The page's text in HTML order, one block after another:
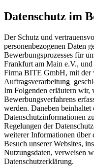
Datenschutz im
Der Schutz und
personenbezogenen Daten
Bewerbungsprozesses für
Frankfurt am Main e.V.,
Firma BITE GmbH, mit der
Auftragsverarbeitung
Im Folgenden erläutern wir,
Bewerbungsverfahrens
werden. Daneben beinhaltet
Datenschutzinformationen
Regelungen der
weiterer Informationen über
Besuch unserer Websites,
Nutzungsdaten, verweisen
Datenschutzerklärung.